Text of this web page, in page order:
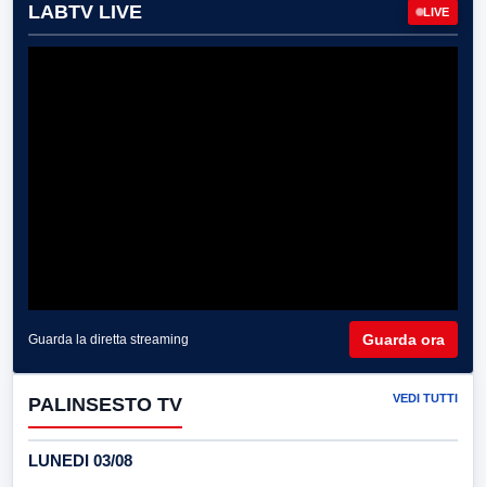
LABTV LIVE LIVE
Guarda la diretta streaming Guarda ora
PALINSESTO TV VEDI TUTTI
LUNEDI 03/08